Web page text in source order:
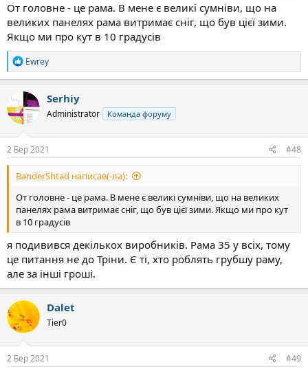
От головне - це рама. В мене є великі сумніви, що на
великих панелях рама витримає сніг, що був цієї зими.
Якщо ми про кут в 10 градусів
Р
е
а
к
ц
і
:
Ewrey
Serhiy
Administrator Команда форуму
2 Бер 2021 #48
BanderShtad написав(-ла):
От головне - це рама. В мене є великі сумніви, що на великих
панелях рама витримає сніг, що був цієї зими. Якщо ми про кут
в 10 градусів
я подивився декількох виробників. Рама 35 у всіх, тому
це питання не до Тріни. Є ті, хто роблять грубшу раму,
але за інші гроші.
Dalet
Tier0
2 Бер 2021 #49